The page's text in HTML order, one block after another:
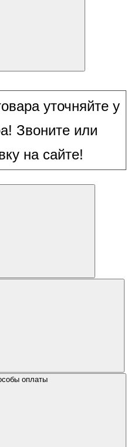
уточняйте у
Звоните или
на сайте!
оплаты